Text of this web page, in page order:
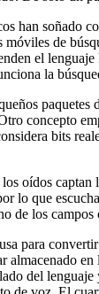
han soñado
de
el
la
concepto
bits
oídos
lo que
de los
para
del